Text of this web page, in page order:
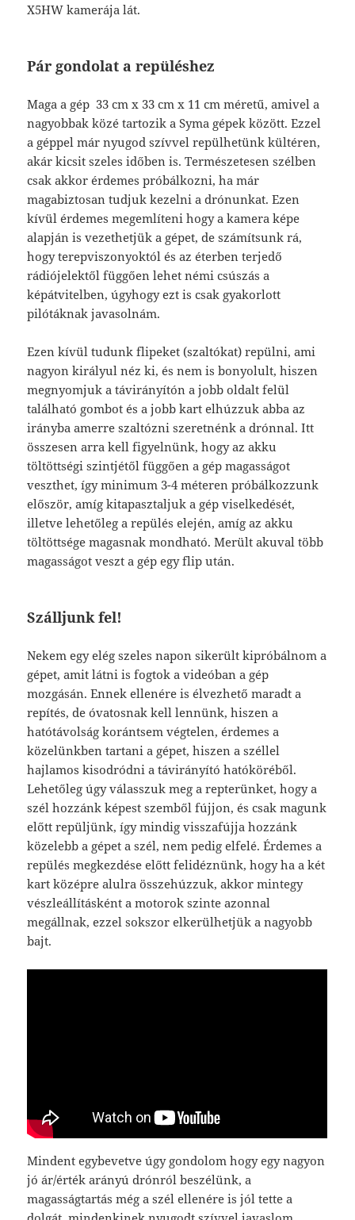
X5HW kamerája lát.
Pár gondolat a repüléshez
Maga a gép 33 cm x 33 cm x 11 cm méretű, amivel a
nagyobbak közé tartozik a Syma gépek között. Ezzel
a géppel már nyugod szívvel repülhetünk kültéren,
akár kicsit szeles időben is. Természetesen szélben
csak akkor érdemes próbálkozni, ha már
magabiztosan tudjuk kezelni a drónunkat. Ezen
kívül érdemes megemlíteni hogy a kamera képe
alapján is vezethetjük a gépet, de számítsunk rá,
hogy terepviszonyoktól és az éterben terjedő
rádiójelektől függően lehet némi csúszás a
képátvitelben, úgyhogy ezt is csak gyakorlott
pilótáknak javasolnám.
Ezen kívül tudunk flipeket (szaltókat) repülni, ami
nagyon királyul néz ki, és nem is bonyolult, hiszen
megnyomjuk a távirányítón a jobb oldalt felül
található gombot és a jobb kart elhúzzuk abba az
irányba amerre szaltózni szeretnénk a drónnal. Itt
összesen arra kell figyelnünk, hogy az akku
töltöttségi szintjétől függően a gép magasságot
veszthet, így minimum 3-4 méteren próbálkozzunk
először, amíg kitapasztaljuk a gép viselkedését,
illetve lehetőleg a repülés elején, amíg az akku
töltöttsége magasnak mondható. Merült akuval több
magasságot veszt a gép egy flip után.
Szálljunk fel!
Nekem egy elég szeles napon sikerült kipróbálnom a
gépet, amit látni is fogtok a videóban a gép
mozgásán. Ennek ellenére is élvezhető maradt a
repítés, de óvatosnak kell lennünk, hiszen a
hatótávolság korántsem végtelen, érdemes a
közelünkben tartani a gépet, hiszen a széllel
hajlamos kisodródni a távirányító hatóköréből.
Lehetőleg úgy válasszuk meg a repterünket, hogy a
szél hozzánk képest szemből fújjon, és csak magunk
előtt repüljünk, így mindig visszafújja hozzánk
közelebb a gépet a szél, nem pedig elfelé. Érdemes a
repülés megkezdése előtt felidéznünk, hogy ha a két
kart középre alulra összehúzzuk, akkor mintegy
vészleállításként a motorok szinte azonnal
megállnak, ezzel sokszor elkerülhetjük a nagyobb
bajt.
Mindent egybevetve úgy gondolom hogy egy nagyon
jó ár/érték arányú drónról beszélünk, a
magasságtartás még a szél ellenére is jól tette a